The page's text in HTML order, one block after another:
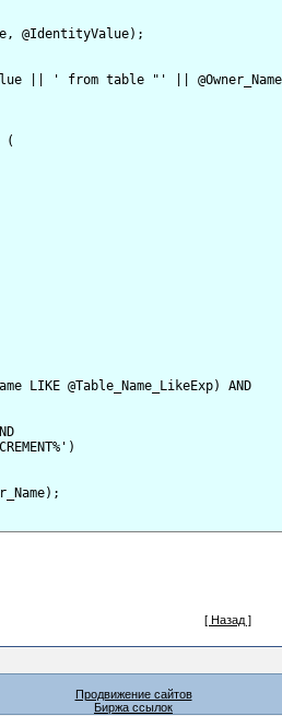
@IdentityValue);
|| ' from table "' ||
(
LIKE @Table_Name_LikeExp) AND
[ Назад ]
Продвижение сайтов
Биржа ссылок